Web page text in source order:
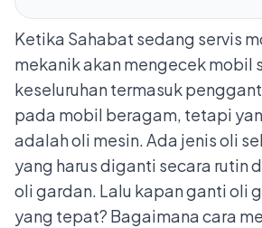
Ketika Sahabat sedang servis
mekanik akan mengecek mobil
keseluruhan termasuk
pada mobil beragam, tetapi
adalah oli mesin. Ada jenis oli
yang harus diganti secara rutin
oli gardan. Lalu kapan ganti oli
yang tepat? Bagaimana cara